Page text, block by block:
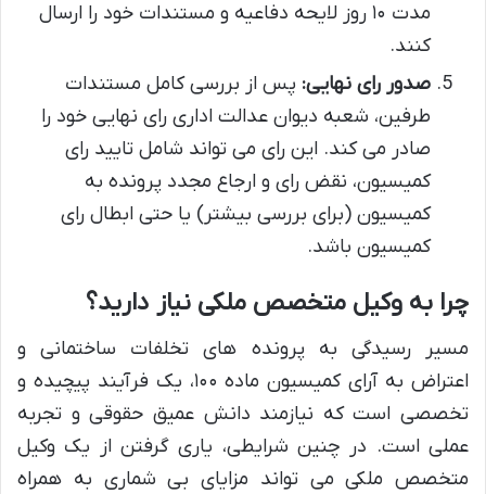
مدت ۱۰ روز لایحه دفاعیه و مستندات خود را ارسال
کنند.
صدور رای نهایی: پس از بررسی کامل مستندات
طرفین، شعبه دیوان عدالت اداری رای نهایی خود را
صادر می کند. این رای می تواند شامل تایید رای
کمیسیون، نقض رای و ارجاع مجدد پرونده به
کمیسیون (برای بررسی بیشتر) یا حتی ابطال رای
کمیسیون باشد.
چرا به وکیل متخصص ملکی نیاز دارید؟
مسیر رسیدگی به پرونده های تخلفات ساختمانی و
اعتراض به آرای کمیسیون ماده ۱۰۰، یک فرآیند پیچیده و
تخصصی است که نیازمند دانش عمیق حقوقی و تجربه
عملی است. در چنین شرایطی، یاری گرفتن از یک وکیل
متخصص ملکی می تواند مزایای بی شماری به همراه